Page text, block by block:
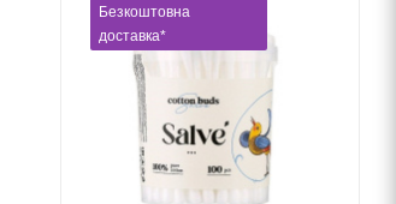
Безкоштовна
доставка*